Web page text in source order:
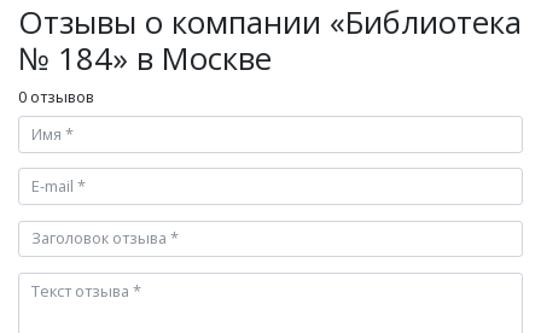
Отзывы о компании «Библиотека
№ 184» в Москве
0 отзывов